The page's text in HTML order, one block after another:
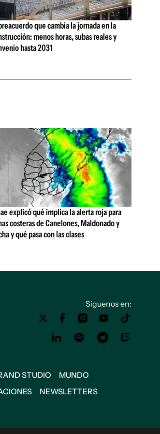
que cambia la jornada en la
menos horas, subas reales y
hasta 2031
explicó qué implica la alerta roja para
costeras de Canelones, Maldonado y
y qué pasa con las clases
Siguenos en:
STUDIO
MUNDO
NEWSLETTERS